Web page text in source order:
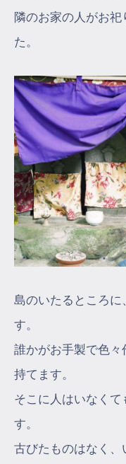
隣のお家の人がお
た。
島のいたるところに
す。
誰かがお手製で色
持てます。
そこに人はいなくて
す。
古びたものはなく、